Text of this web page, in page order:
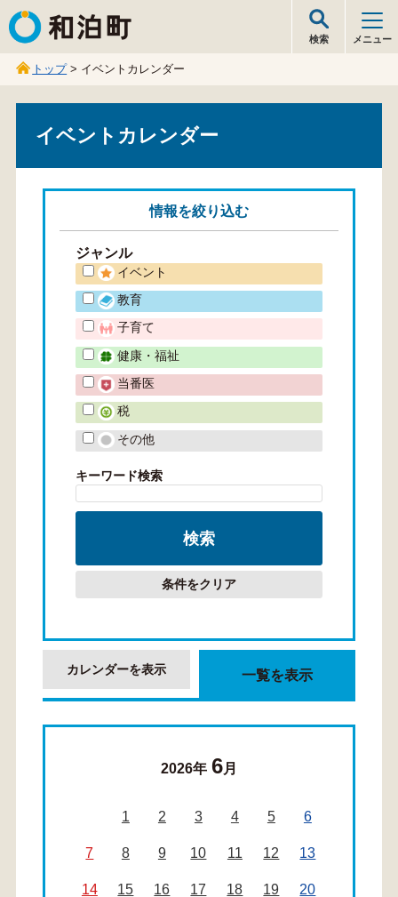
和泊町
検索 メニュー
トップ> イベントカレンダー
イベントカレンダー
情報を絞り込む
ジャンル
イベント
教育
子育て
健康・福祉
当番医
税
その他
キーワード検索
条件をクリア
カレンダーを表示 一覧を表示
2026年 6月
1 2 3 4 5 6
7 8 9 10 11 12 13
14 15 16 17 18 19 20